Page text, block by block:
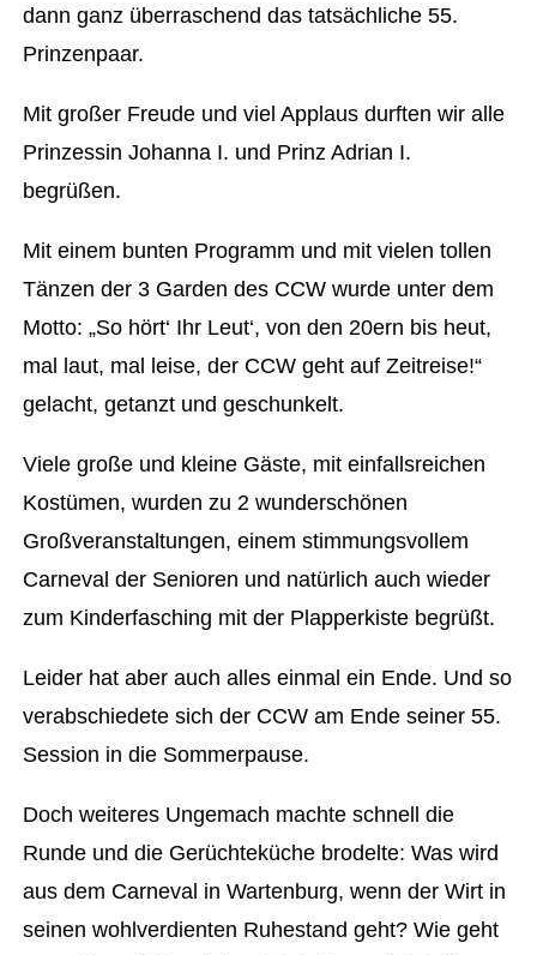
dann ganz überraschend das tatsächliche 55.
Prinzenpaar.
Mit großer Freude und viel Applaus durften wir alle
Prinzessin Johanna I. und Prinz Adrian I.
begrüßen.
Mit einem bunten Programm und mit vielen tollen
Tänzen der 3 Garden des CCW wurde unter dem
Motto: „So hört‘ Ihr Leut‘, von den 20ern bis heut,
mal laut, mal leise, der CCW geht auf Zeitreise!“
gelacht, getanzt und geschunkelt.
Viele große und kleine Gäste, mit einfallsreichen
Kostümen, wurden zu 2 wunderschönen
Großveranstaltungen, einem stimmungsvollem
Carneval der Senioren und natürlich auch wieder
zum Kinderfasching mit der Plapperkiste begrüßt.
Leider hat aber auch alles einmal ein Ende. Und so
verabschiedete sich der CCW am Ende seiner 55.
Session in die Sommerpause.
Doch weiteres Ungemach machte schnell die
Runde und die Gerüchteküche brodelte: Was wird
aus dem Carneval in Wartenburg, wenn der Wirt in
seinen wohlverdienten Ruhestand geht? Wie geht